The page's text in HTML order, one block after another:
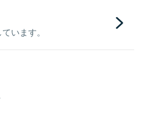
います。